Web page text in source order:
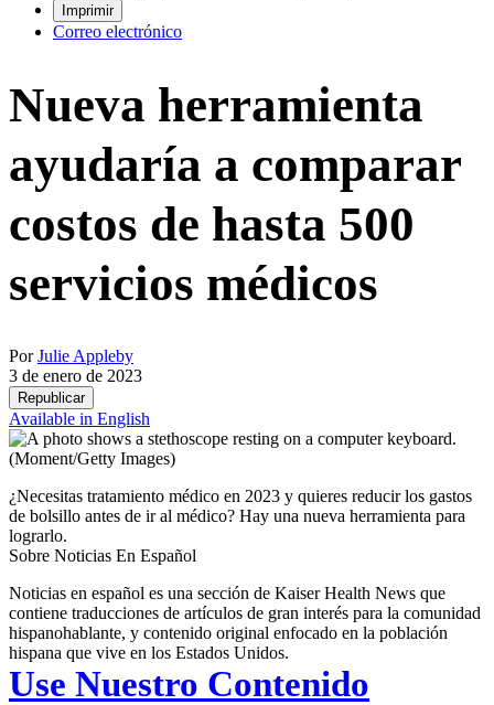
Imprimir
Correo electrónico
Nueva herramienta
ayudaría a comparar
costos de hasta 500
servicios médicos
PorJulie Appleby
3 de enero de 2023
Republicar
Available in English
(Moment/Getty Images)
¿Necesitas tratamiento médico en 2023 y quieres reducir los gastos
de bolsillo antes de ir al médico? Hay una nueva herramienta para
lograrlo.
Sobre Noticias En Español
Noticias en español es una sección de Kaiser Health News que
contiene traducciones de artículos de gran interés para la comunidad
hispanohablante, y contenido original enfocado en la población
hispana que vive en los Estados Unidos.
Use Nuestro Contenido